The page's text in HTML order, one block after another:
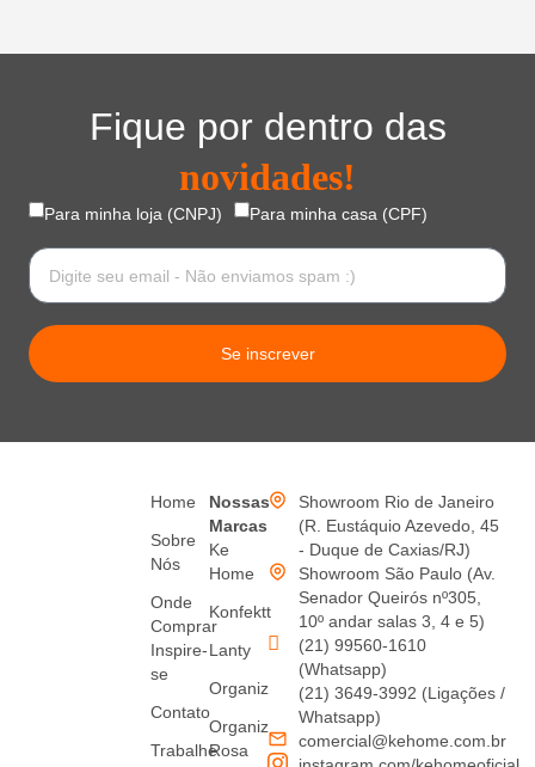
Fique por dentro das
novidades!
Para minha loja (CNPJ) Para minha casa (CPF)
Se inscrever
Home
Sobre
Nós
Onde
Comprar
Inspire-
se
Contato
Trabalhe
Nossas
Marcas
Ke
Home
Konfektt
Lanty
Organiz
Organiz
Rosa
Showroom Rio de Janeiro
(R. Eustáquio Azevedo, 45
- Duque de Caxias/RJ)
Showroom São Paulo (Av.
Senador Queirós nº305,
10º andar salas 3, 4 e 5)
(21) 99560-1610
(Whatsapp)
(21) 3649-3992 (Ligações /
Whatsapp)
comercial@kehome.com.br